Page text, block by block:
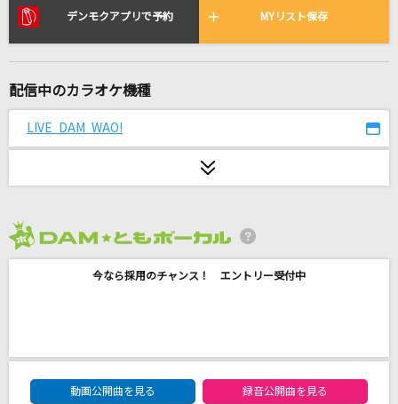
リアルタイムで歌われている曲の一覧
心にもないこと
幻惑のスクリィン
LADY(ビデオクリップバージョン)
デンモクアプリで予約 MYリスト保存
配信中のカラオケ機種
LIVE DAM WAO!
今なら採用のチャンス！ エントリー受付中
DAM★ともボーカルエントリーランキング
動画公開曲を見る
録音公開曲を見る